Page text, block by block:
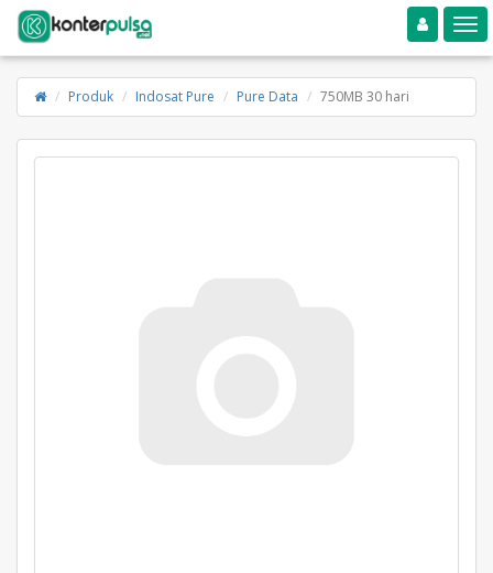
Toggle navigation
Produk Indosat Pure Pure Data 750MB 30 hari